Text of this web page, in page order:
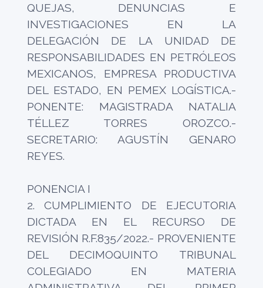
QUEJAS, DENUNCIAS E
INVESTIGACIONES EN LA
DELEGACIÓN DE LA UNIDAD DE
RESPONSABILIDADES EN PETRÓLEOS
MEXICANOS, EMPRESA PRODUCTIVA
DEL ESTADO, EN PEMEX LOGÍSTICA.-
PONENTE: MAGISTRADA NATALIA
TÉLLEZ TORRES OROZCO.-
SECRETARIO: AGUSTÍN GENARO
REYES.
PONENCIA I
2. CUMPLIMIENTO DE EJECUTORIA
DICTADA EN EL RECURSO DE
REVISIÓN R.F.835/2022.- PROVENIENTE
DEL DECIMOQUINTO TRIBUNAL
COLEGIADO EN MATERIA